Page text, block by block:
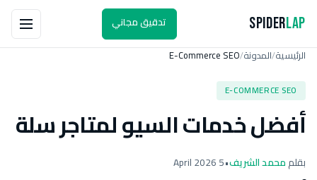
SpiderLap
تدقيق مجاني
الرئيسية/المدونة/
E-Commerce SEO
E-COMMERCE SEO
أفضل خدمات السيو لمتاجر سلة
بقلممحمد الشريف•
5 April 2026